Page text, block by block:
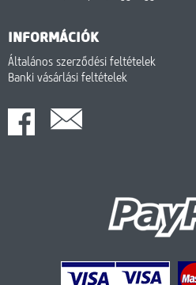
INFORMÁCIÓK
Általános szerződési feltételek
Banki vásárlási feltételek